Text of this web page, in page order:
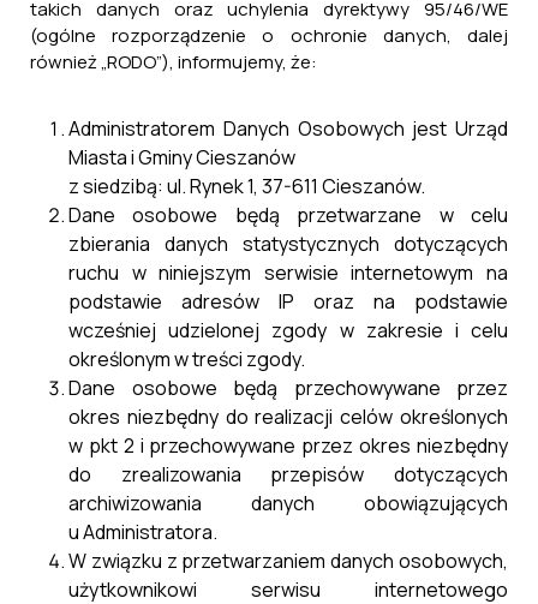
Cieszanów z dnia 24.12.2024 r.
24.12.2024
Cieszanów, dnia 24.12.2024 r.
GPiMK. 6733.5.2024
OBWIESZCZENIE Burmistrza
Miasta i Gminy Cieszanów z dnia
24.12.2024 r. Działając na
podstawie art. 49 ustawy z dnia
14 czerwca 1960 r. – Kodeks
postępowania administracyjnego
(t. j. Dz. U. z 2024 r., poz. 572) w
związku art. 53 ust.1 ustawy z dnia
27 marca 2003 r. […]
Czytaj więcej ...
Ogłoszenie Burmistrza Miasta i Gminy
Cieszanów z dnia 20.12.2024 r.
20.12.2024
takich danych oraz uchylenia dyrektywy 95/46/WE
(ogólne rozporządzenie o ochronie danych, dalej
również „RODO”), informujemy, że:
Administratorem Danych Osobowych jest Urząd
Miasta i Gminy Cieszanów
z siedzibą: ul. Rynek 1, 37-611 Cieszanów.
Dane osobowe będą przetwarzane w celu
zbierania danych statystycznych dotyczących
ruchu w niniejszym serwisie internetowym na
podstawie adresów IP oraz na podstawie
wcześniej udzielonej zgody w zakresie i celu
określonym w treści zgody.
Dane osobowe będą przechowywane przez
okres niezbędny do realizacji celów określonych
w pkt 2 i przechowywane przez okres niezbędny
do zrealizowania przepisów dotyczących
archiwizowania danych obowiązujących
u Administratora.
W związku z przetwarzaniem danych osobowych,
użytkownikowi serwisu internetowego